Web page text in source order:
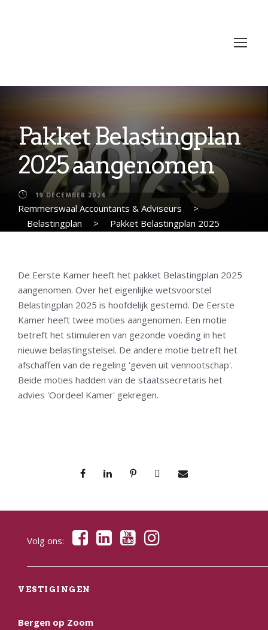
Pakket Belastingplan
2025 aangenomen
19 DECEMBER 2024
Remmerswaal Accountants & Adviseurs
>
Belastingplan
>
Pakket Belastingplan 2025
De Eerste Kamer heeft het pakket Belastingplan 2025
aangenomen. Over het eigenlijke wetsvoorstel
Belastingplan 2025 is hoofdelijk gestemd. De Eerste
Kamer heeft twee moties aangenomen. Een motie
betreft het stimuleren van gezonde voeding in het
nieuwe belastingstelsel. De andere motie betreft het
afschaffen van de regeling 'geven uit vennootschap'.
Beide moties hadden van de staatssecretaris het
advies 'Oordeel Kamer' gekregen.
Volg ons:
VESTIGINGEN
Bergen op Zoom